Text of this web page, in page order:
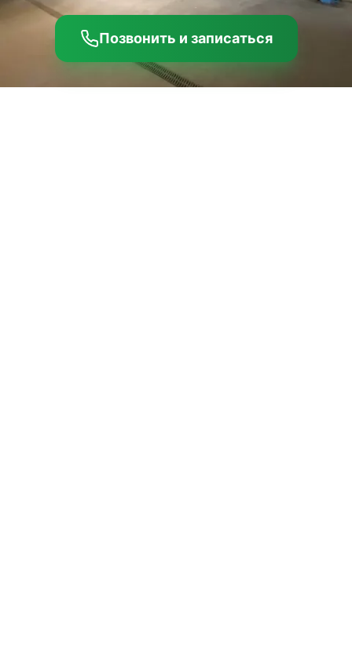
Позвонить и записаться